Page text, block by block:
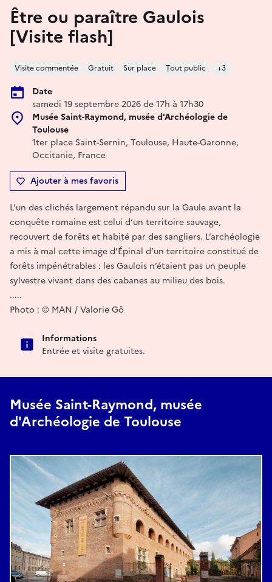
Être ou paraître Gaulois
[Visite flash]
Visite commentée Gratuit Sur place Tout public +3
Date
samedi 19 septembre 2026 de 17h à 17h30
Musée Saint-Raymond, musée d'Archéologie de
Toulouse
1ter place Saint-Sernin, Toulouse, Haute-Garonne,
Occitanie, France
Ajouter à mes favoris
L’un des clichés largement répandu sur la Gaule avant la
conquête romaine est celui d’un territoire sauvage,
recouvert de forêts et habité par des sangliers. L’archéologie
a mis à mal cette image d’Épinal d’un territoire constitué de
forêts impénétrables : les Gaulois n’étaient pas un peuple
sylvestre vivant dans des cabanes au milieu des bois.
.....
Photo : © MAN / Valorie Gô
Informations
Entrée et visite gratuites.
Musée Saint-Raymond, musée
d'Archéologie de Toulouse